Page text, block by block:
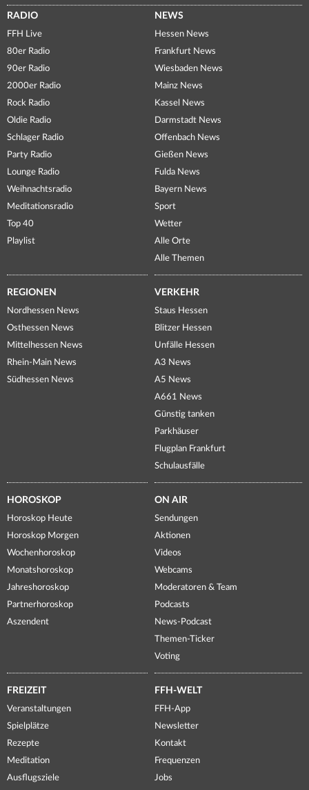
RADIO
FFH Live
80er Radio
90er Radio
2000er Radio
Rock Radio
Oldie Radio
Schlager Radio
Party Radio
Lounge Radio
Weihnachtsradio
Meditationsradio
Top 40
Playlist
NEWS
Hessen News
Frankfurt News
Wiesbaden News
Mainz News
Kassel News
Darmstadt News
Offenbach News
Gießen News
Fulda News
Bayern News
Sport
Wetter
Alle Orte
Alle Themen
REGIONEN
Nordhessen News
Osthessen News
Mittelhessen News
Rhein-Main News
Südhessen News
VERKEHR
Staus Hessen
Blitzer Hessen
Unfälle Hessen
A3 News
A5 News
A661 News
Günstig tanken
Parkhäuser
Flugplan Frankfurt
Schulausfälle
HOROSKOP
Horoskop Heute
Horoskop Morgen
Wochenhoroskop
Monatshoroskop
Jahreshoroskop
Partnerhoroskop
Aszendent
ON AIR
Sendungen
Aktionen
Videos
Webcams
Moderatoren & Team
Podcasts
News-Podcast
Themen-Ticker
Voting
FREIZEIT
Veranstaltungen
Spielplätze
Rezepte
Meditation
Ausflugsziele
FFH-WELT
FFH-App
Newsletter
Kontakt
Frequenzen
Jobs